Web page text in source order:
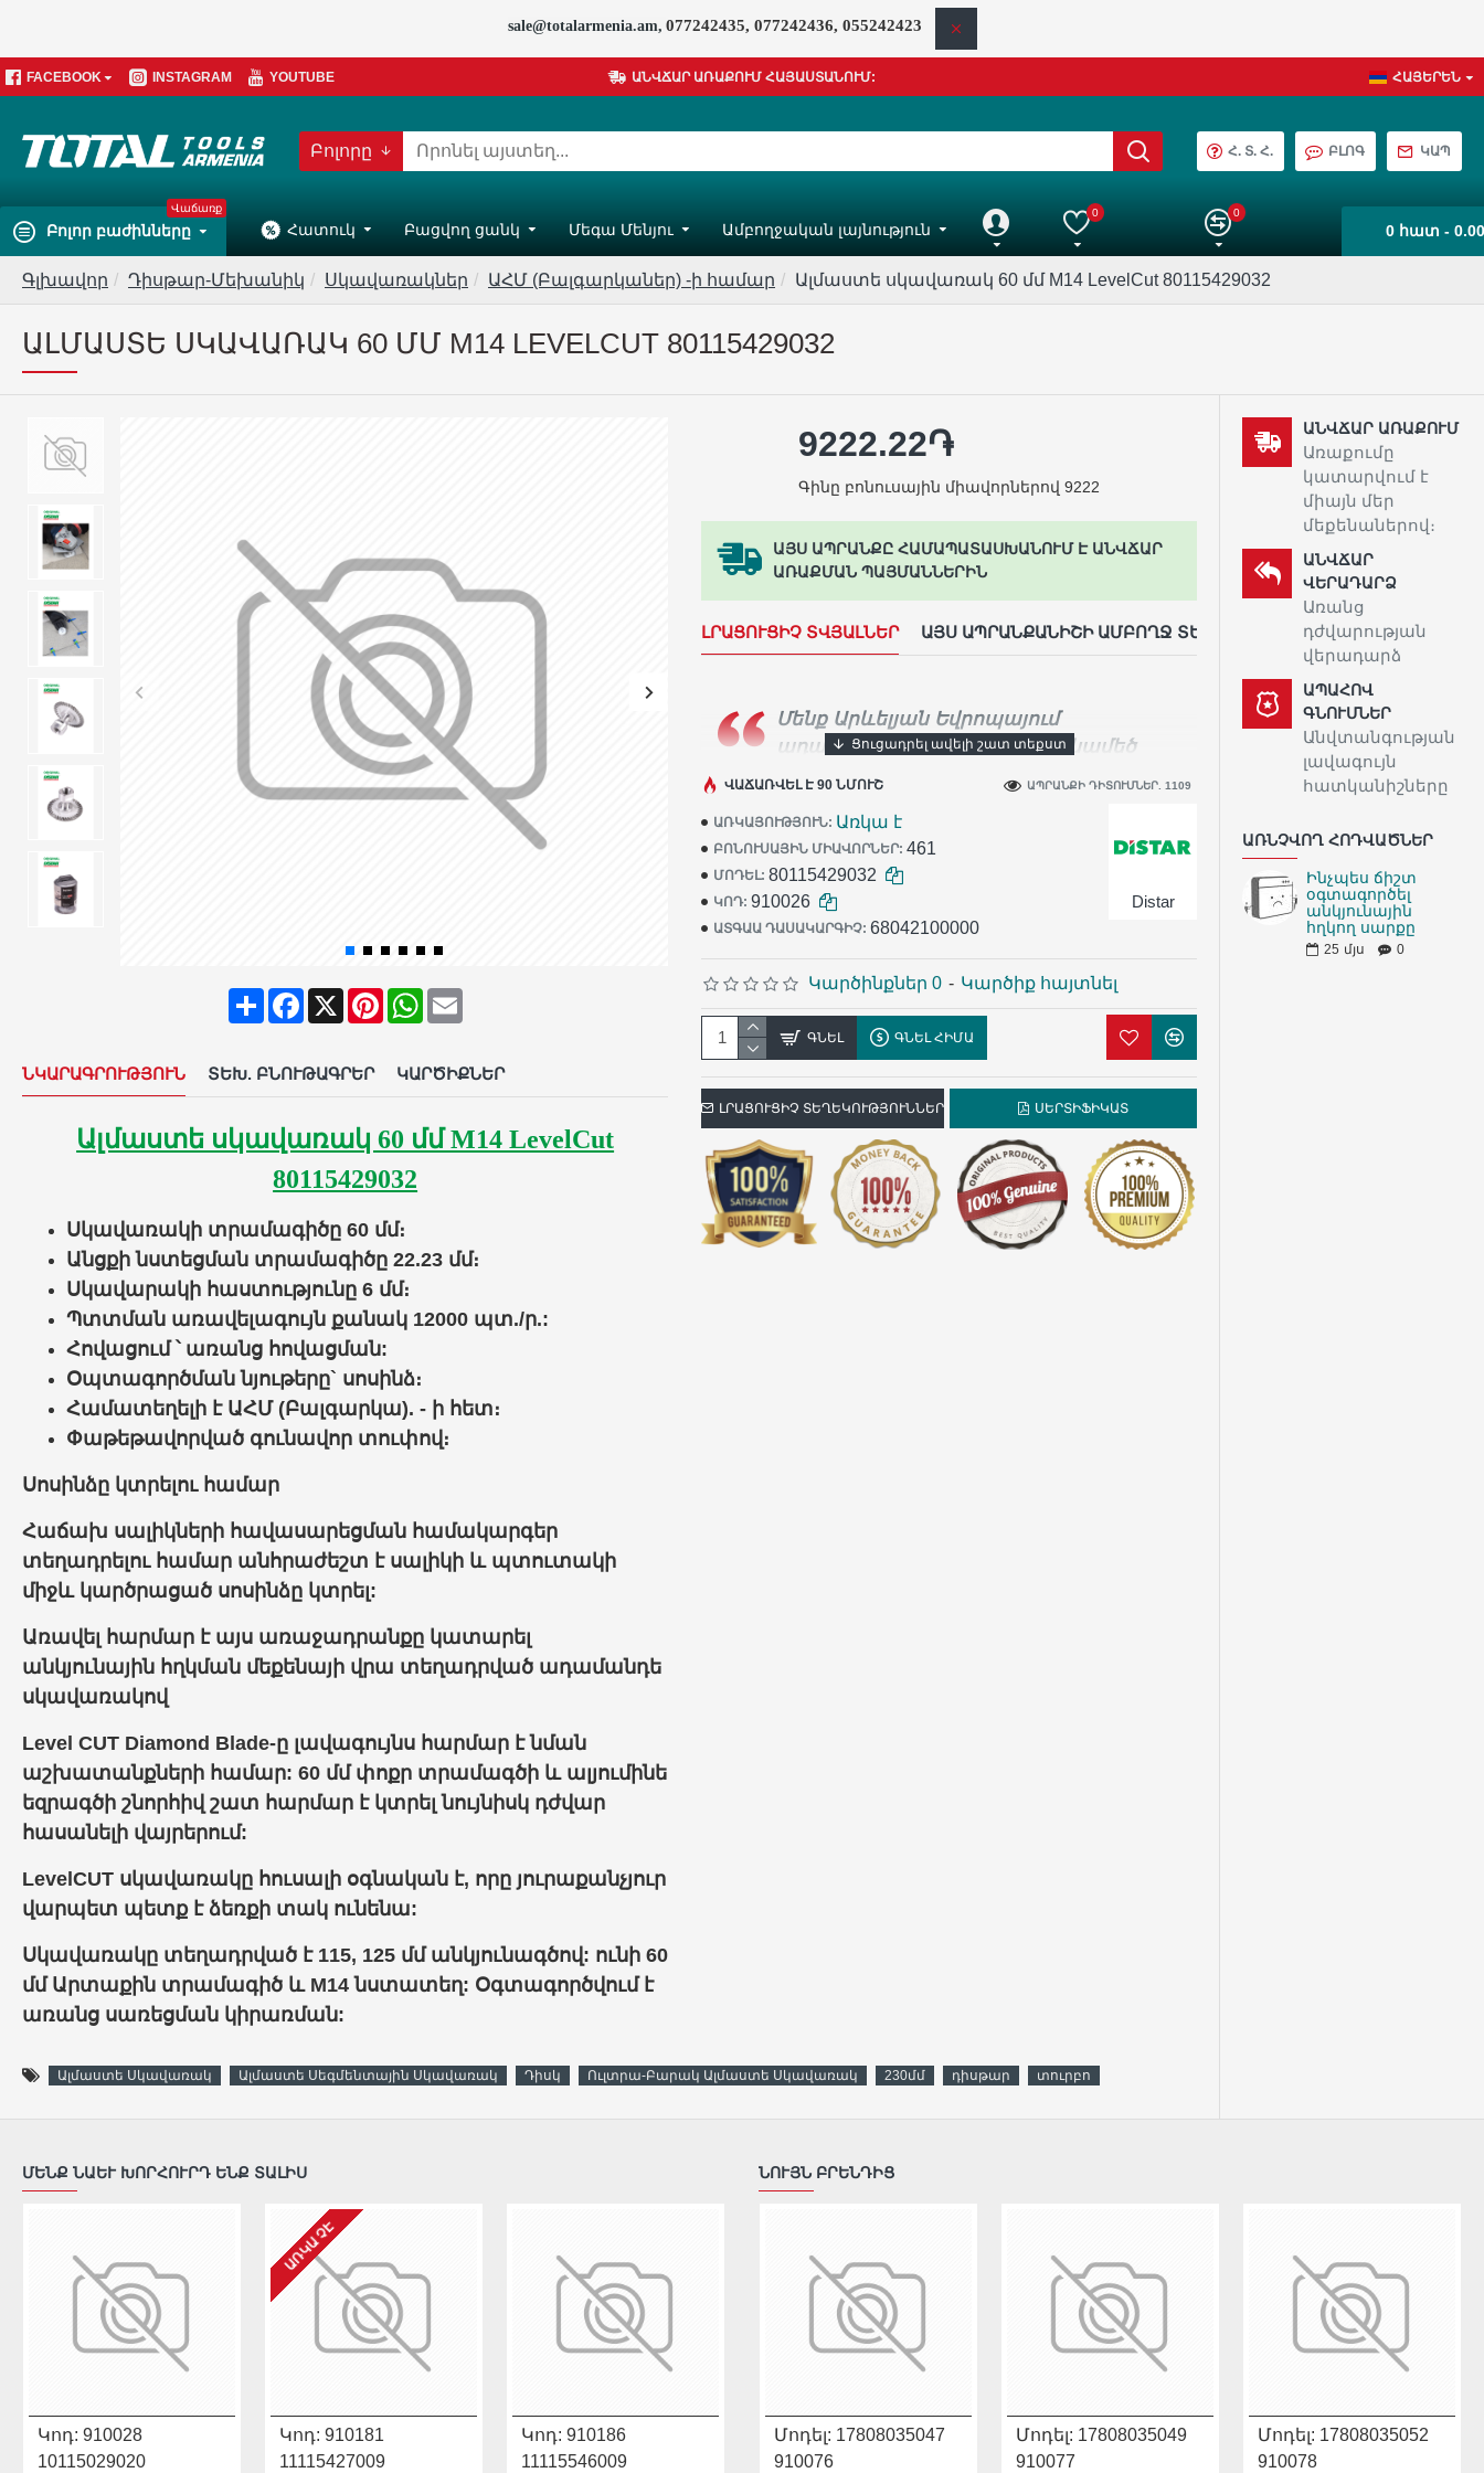
sale@totalarmenia.am, 077242435, 077242436, 055242423
FACEBOOK INSTAGRAM YOUTUBE ԱՆՎՃԱՐ ԱՌԱՔՈՒՄ ՀԱՅԱՍՏԱՆՈՒՄ: ՀԱՅԵՐԵՆ
Բոլորը Հ. Տ. Հ. ԲԼՈԳ ԿԱՊ
Բոլոր բաժինները
Վաճառք
Հատուկ Բացվող ցանկ Մեգա Մենյու Ամբողջական լայնություն
Հաշիվ Իմ ընտրանին
0
Ապրանքների Համեմատում
0
0 հատ -
Գլխավոր Դիսթար-Մեխանիկ Սկավառակներ ԱՀՄ (Բալգարկաներ) -ի համար Ալմաստե սկավառակ 60 մմ M14 LevelCut 80115429032
ԱԼՄԱՍՏԵ ՍԿԱՎԱՌԱԿ 60 ՄՄ M14 LEVELCUT 80115429032
ShareFacebook
X PinterestWhatsApp
Email
ՆԿԱՐԱԳՐՈՒԹՅՈՒՆ ՏԵԽ. ԲՆՈՒԹԱԳՐԵՐ ԿԱՐԾԻՔՆԵՐ
Ալմաստե սկավառակ 60 մմ M14 LevelCut
80115429032
Սկավառակի տրամագիծը 60 մմ։
Անցքի նստեցման տրամագիծը 22.23 մմ։
Սկավարակի հաստությունը 6 մմ։
Պտտման առավելագույն քանակ 12000 պտ./ր.:
Հովացում ՝ առանց հովացման:
Օպտագործման նյութերը` սոսինձ։
Համատեղելի է ԱՀՄ (Բալգարկա). - ի հետ։
Փաթեթավորված գունավոր տուփով։
Սոսինձը կտրելու համար
Հաճախ սալիկների հավասարեցման համակարգեր
տեղադրելու համար անհրաժեշտ է սալիկի և պտուտակի
միջև կարծրացած սոսինձը կտրել:
Առավել հարմար է այս առաջադրանքը կատարել
անկյունային հղկման մեքենայի վրա տեղադրված ադամանդե
սկավառակով
Level CUT Diamond Blade-ը լավագույնս հարմար է նման
աշխատանքների համար: 60 մմ փոքր տրամագծի և ալյումինե
եզրագծի շնորհիվ շատ հարմար է կտրել նույնիսկ դժվար
հասանելի վայրերում:
LevelCUT սկավառակը հուսալի օգնական է, որը յուրաքանչյուր
վարպետ պետք է ձեռքի տակ ունենա:
Սկավառակը տեղադրված է 115, 125 մմ անկյունագծով: ունի 60
մմ Արտաքին տրամագիծ և M14 նստատեղ: Օգտագործվում է
առանց սառեցման կիրառման:
ԱՅՍ ԱՊՐԱՆՔԸ ՀԱՄԱՊԱՏԱՍԽԱՆՈՒՄ Է ԱՆՎՃԱՐ
ԱՌԱՔՄԱՆ ՊԱՅՄԱՆՆԵՐԻՆ
ԼՐԱՑՈՒՑԻՉ ՏՎՅԱԼՆԵՐ ԱՅՍ ԱՊՐԱՆՔԱՆԻՇԻ ԱՄԲՈՂՋ ՏԵՍԱԿԱՆԻՆ
Մենք Արևելյան Եվրոպայում
ադամանդե գործիքների ամենամեծ
արտադրողն ենք։
Տասնյակ հազարավոր
Distar
գործիքը իրենց աշխատանքում:
ԱՌԿԱՅՈՒԹՅՈՒՆ: Առկա է
ԲՈՆՈՒՍԱՅԻՆ ՄԻԱՎՈՐՆԵՐ: 461
ՄՈԴԵԼ: 80115429032
ԿՈԴ: 910026
ԱՏԳԱԱ ԴԱՍԱԿԱՐԳԻՉ: 68042100000
Distar
ՎԱՃԱՌՎԵԼ Է 90 ՆՄՈՒՇ ԱՊՐԱՆՔԻ ԴԻՏՈՒՄՆԵՐ. 1109
Կարծինքներ 0 - Կարծիք հայտնել
9222.22֏
Գինը բոնուսային միավորներով 9222
ԳՆԵԼ ԳՆԵԼ ՀԻՄԱ
ԼՐԱՑՈՒՑԻՉ ՏԵՂԵԿՈՒԹՅՈՒՆՆԵՐ ՍԵՐՏԻՖԻԿԱՏ
Ալմաստե Սկավառակ Ալմաստե Սեգմենտային Սկավառակ Դիսկ Ուլտրա-Բարակ Ալմաստե Սկավառակ 230մմ դիսթար տուրբո
ԱՆՎՃԱՐ ԱՌԱՔՈՒՄ
Առաքումը
կատարվում է
միայն մեր
մեքենաներով։
ԱՆՎՃԱՐ
ՎԵՐԱԴԱՐՁ
Առանց
դժվարության
վերադարձ
ԱՊԱՀՈՎ
ԳՆՈՒՄՆԵՐ
Անվտանգության
լավագույն
հատկանիշները
ԱՌՆՉՎՈՂ ՀՈԴՎԱԾՆԵՐ
Ինչպես ճիշտ
օգտագործել
անկյունային
հղկող սարքը
25 մյս 0
ՄԵՆՔ ՆԱԵՒ ԽՈՐՀՈՒՐԴ ԵՆՔ ՏԱԼԻՍ
Կոդ: 910028
10115029020
ԱՌԿԱ ՉԷ
Կոդ: 910181
11115427009
Կոդ: 910186
11115546009
Կոդ: 910180
10216025019
Կոդ: 910182
11115160009
ԱՌԿԱ ՉԷ
Կոդ: 910183
11115048011
ՆՈՒՅՆ ԲՐԵՆԴԻՑ
Մոդել: 90238082020
910118
Մոդել: 90115007012
910222
Մոդել: 17808035047
910076
Մոդել: 17808035049
910077
Մոդել: 17808035052
910078